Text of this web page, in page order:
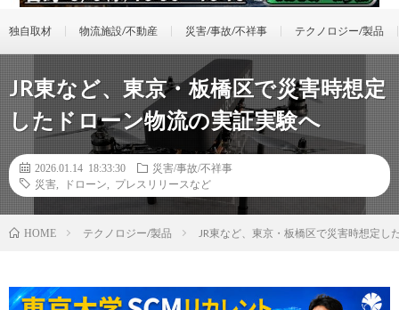
独自取材 物流施設/不動産 災害/事故/不祥事 テクノロジー/製品
JR東など、東京・板橋区で災害時想定
したドローン物流の実証実験へ
2026.01.14 18:33:30
災害/事故/不祥事
災害
ドローン プレスリリースなど
HOME テクノロジー/製品 JR東など、東京・板橋区で災害時想定し